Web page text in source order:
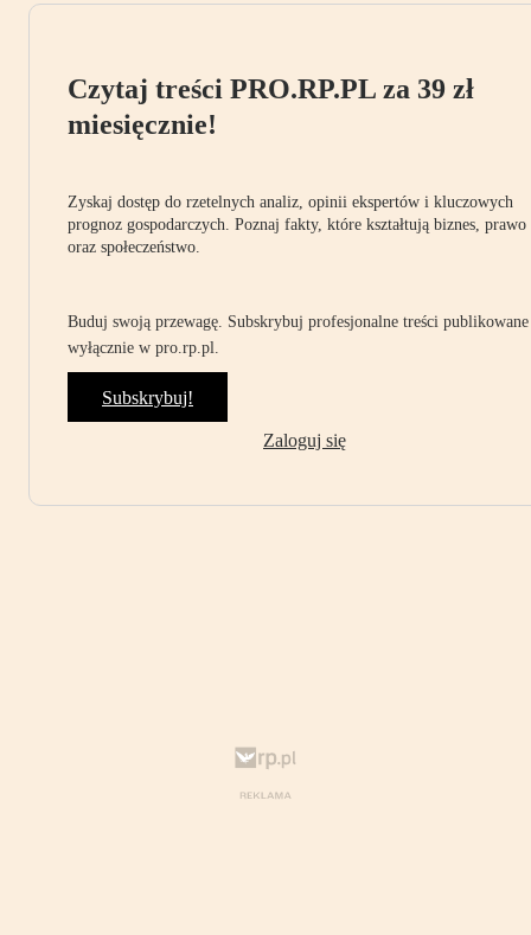
Czytaj treści PRO.RP.PL za 39 zł
miesięcznie!
Zyskaj dostęp do rzetelnych analiz, opinii ekspertów i kluczowych
prognoz gospodarczych. Poznaj fakty, które kształtują biznes, prawo
oraz społeczeństwo.
Buduj swoją przewagę. Subskrybuj profesjonalne treści publikowane
wyłącznie w pro.rp.pl.
Subskrybuj!
Zaloguj się